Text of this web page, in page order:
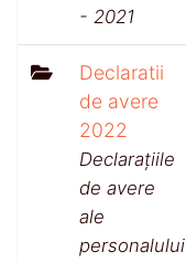
- 2021
Declaratii
de avere
2022
Declarațiile
de avere
ale
personalului